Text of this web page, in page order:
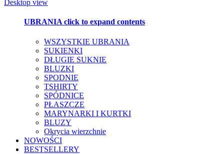
Desktop view
UBRANIAclick to expand contents
WSZYSTKIE UBRANIA
SUKIENKI
DŁUGIE SUKNIE
BLUZKI
SPODNIE
TSHIRTY
SPÓDNICE
PŁASZCZE
MARYNARKI I KURTKI
BLUZY
Okrycia wierzchnie
NOWOŚCI
BESTSELLERY